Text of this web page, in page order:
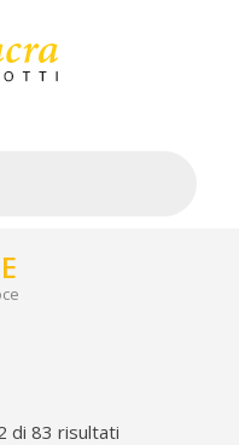
di 83 risultati